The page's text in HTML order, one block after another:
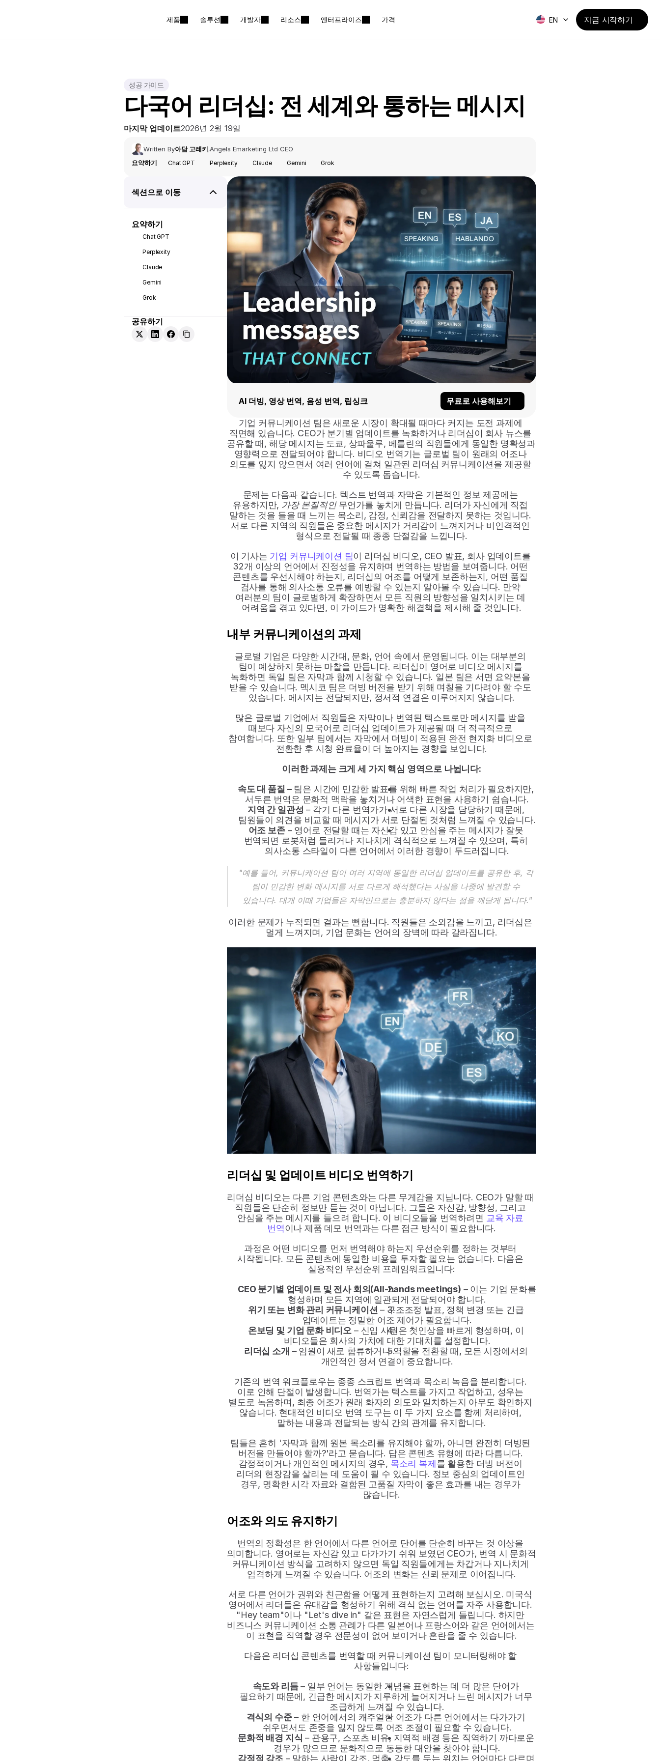
제품 솔루션 개발자 리소스 엔터프라이즈 가격 EN 지금 시작하기
성공 가이드
다국어 리더십: 전 세계와 통하는 메시지
마지막 업데이트2026년 2월 19일
Written By아담 고레키,Angels Emarketing Ltd CEO
요약하기
Chat GPT Perplexity Claude Gemini Grok
섹션으로 이동
요약하기
Chat GPT
Perplexity
Claude
Gemini
Grok
공유하기
AI 더빙, 영상 번역, 음성 번역, 립싱크 무료로 사용해보기
기업 커뮤니케이션 팀은 새로운 시장이 확대될 때마다 커지는 도전 과제에
직면해 있습니다. CEO가 분기별 업데이트를 녹화하거나 리더십이 회사 뉴스를
공유할 때, 해당 메시지는 도쿄, 상파울루, 베를린의 직원들에게 동일한 명확성과
영향력으로 전달되어야 합니다. 비디오 번역기는 글로벌 팀이 원래의 어조나
의도를 잃지 않으면서 여러 언어에 걸쳐 일관된 리더십 커뮤니케이션을 제공할
수 있도록 돕습니다.
문제는 다음과 같습니다. 텍스트 번역과 자막은 기본적인 정보 제공에는
유용하지만, 가장 본질적인 무언가를 놓치게 만듭니다. 리더가 자신에게 직접
말하는 것을 들을 때 느끼는 목소리, 감정, 신뢰감을 전달하지 못하는 것입니다.
서로 다른 지역의 직원들은 중요한 메시지가 거리감이 느껴지거나 비인격적인
형식으로 전달될 때 종종 단절감을 느낍니다.
이 기사는 기업 커뮤니케이션 팀이 리더십 비디오, CEO 발표, 회사 업데이트를
32개 이상의 언어에서 진정성을 유지하며 번역하는 방법을 보여줍니다. 어떤
콘텐츠를 우선시해야 하는지, 리더십의 어조를 어떻게 보존하는지, 어떤 품질
검사를 통해 의사소통 오류를 예방할 수 있는지 알아볼 수 있습니다. 만약
여러분의 팀이 글로벌하게 확장하면서 모든 직원의 방향성을 일치시키는 데
어려움을 겪고 있다면, 이 가이드가 명확한 해결책을 제시해 줄 것입니다.
내부 커뮤니케이션의 과제
글로벌 기업은 다양한 시간대, 문화, 언어 속에서 운영됩니다. 이는 대부분의
팀이 예상하지 못하는 마찰을 만듭니다. 리더십이 영어로 비디오 메시지를
녹화하면 독일 팀은 자막과 함께 시청할 수 있습니다. 일본 팀은 서면 요약본을
받을 수 있습니다. 멕시코 팀은 더빙 버전을 받기 위해 며칠을 기다려야 할 수도
있습니다. 메시지는 전달되지만, 정서적 연결은 이루어지지 않습니다.
많은 글로벌 기업에서 직원들은 자막이나 번역된 텍스트로만 메시지를 받을
때보다 자신의 모국어로 리더십 업데이트가 제공될 때 더 적극적으로
참여합니다. 또한 일부 팀에서는 자막에서 더빙이 적용된 완전 현지화 비디오로
전환한 후 시청 완료율이 더 높아지는 경향을 보입니다.
이러한 과제는 크게 세 가지 핵심 영역으로 나뉩니다:
속도 대 품질 – 팀은 시간에 민감한 발표를 위해 빠른 작업 처리가 필요하지만,
서두른 번역은 문화적 맥락을 놓치거나 어색한 표현을 사용하기 쉽습니다.
지역 간 일관성 – 각기 다른 번역가가 서로 다른 시장을 담당하기 때문에,
팀원들이 의견을 비교할 때 메시지가 서로 단절된 것처럼 느껴질 수 있습니다.
어조 보존 – 영어로 전달할 때는 자신감 있고 안심을 주는 메시지가 잘못
번역되면 로봇처럼 들리거나 지나치게 격식적으로 느껴질 수 있으며, 특히
의사소통 스타일이 다른 언어에서 이러한 경향이 두드러집니다.
"예를 들어, 커뮤니케이션 팀이 여러 지역에 동일한 리더십 업데이트를 공유한 후, 각
팀이 민감한 변화 메시지를 서로 다르게 해석했다는 사실을 나중에 발견할 수
있습니다. 대개 이때 기업들은 자막만으로는 충분하지 않다는 점을 깨닫게 됩니다."
이러한 문제가 누적되면 결과는 뻔합니다. 직원들은 소외감을 느끼고, 리더십은
멀게 느껴지며, 기업 문화는 언어의 장벽에 따라 갈라집니다.
리더십 및 업데이트 비디오 번역하기
리더십 비디오는 다른 기업 콘텐츠와는 다른 무게감을 지닙니다. CEO가 말할 때
직원들은 단순히 정보만 듣는 것이 아닙니다. 그들은 자신감, 방향성, 그리고
안심을 주는 메시지를 들으려 합니다. 이 비디오들을 번역하려면 교육 자료
번역이나 제품 데모 번역과는 다른 접근 방식이 필요합니다.
과정은 어떤 비디오를 먼저 번역해야 하는지 우선순위를 정하는 것부터
시작됩니다. 모든 콘텐츠에 동일한 비용을 투자할 필요는 없습니다. 다음은
실용적인 우선순위 프레임워크입니다:
CEO 분기별 업데이트 및 전사 회의(All-hands meetings) – 이는 기업 문화를
형성하며 모든 지역에 일관되게 전달되어야 합니다.
위기 또는 변화 관리 커뮤니케이션 – 구조조정 발표, 정책 변경 또는 긴급
업데이트는 정밀한 어조 제어가 필요합니다.
온보딩 및 기업 문화 비디오 – 신입 사원은 첫인상을 빠르게 형성하며, 이
비디오들은 회사의 가치에 대한 기대치를 설정합니다.
리더십 소개 – 임원이 새로 합류하거나 역할을 전환할 때, 모든 시장에서의
개인적인 정서 연결이 중요합니다.
기존의 번역 워크플로우는 종종 스크립트 번역과 목소리 녹음을 분리합니다.
이로 인해 단절이 발생합니다. 번역가는 텍스트를 가지고 작업하고, 성우는
별도로 녹음하며, 최종 어조가 원래 화자의 의도와 일치하는지 아무도 확인하지
않습니다. 현대적인 비디오 번역 도구는 이 두 가지 요소를 함께 처리하여,
말하는 내용과 전달되는 방식 간의 관계를 유지합니다.
팀들은 흔히 '자막과 함께 원본 목소리를 유지해야 할까, 아니면 완전히 더빙된
버전을 만들어야 할까?'라고 묻습니다. 답은 콘텐츠 유형에 따라 다릅니다.
감정적이거나 개인적인 메시지의 경우, 목소리 복제를 활용한 더빙 버전이
리더의 현장감을 살리는 데 도움이 될 수 있습니다. 정보 중심의 업데이트인
경우, 명확한 시각 자료와 결합된 고품질 자막이 좋은 효과를 내는 경우가
많습니다.
어조와 의도 유지하기
번역의 정확성은 한 언어에서 다른 언어로 단어를 단순히 바꾸는 것 이상을
의미합니다. 영어로는 자신감 있고 다가가기 쉬워 보였던 CEO가, 번역 시 문화적
커뮤니케이션 방식을 고려하지 않으면 독일 직원들에게는 차갑거나 지나치게
엄격하게 느껴질 수 있습니다. 어조의 변화는 신뢰 문제로 이어집니다.
서로 다른 언어가 권위와 친근함을 어떻게 표현하는지 고려해 보십시오. 미국식
영어에서 리더들은 유대감을 형성하기 위해 격식 없는 언어를 자주 사용합니다.
"Hey team"이나 "Let's dive in" 같은 표현은 자연스럽게 들립니다. 하지만
비즈니스 커뮤니케이션 소통 관례가 다른 일본어나 프랑스어와 같은 언어에서는
이 표현을 직역할 경우 전문성이 없어 보이거나 혼란을 줄 수 있습니다.
다음은 리더십 콘텐츠를 번역할 때 커뮤니케이션 팀이 모니터링해야 할
사항들입니다:
속도와 리듬 – 일부 언어는 동일한 개념을 표현하는 데 더 많은 단어가
필요하기 때문에, 긴급한 메시지가 지루하게 늘어지거나 느린 메시지가 너무
조급하게 느껴질 수 있습니다.
격식의 수준 – 한 언어에서의 캐주얼한 어조가 다른 언어에서는 다가가기
쉬우면서도 존중을 잃지 않도록 어조 조절이 필요할 수 있습니다.
문화적 배경 지식 – 관용구, 스포츠 비유, 지역적 배경 등은 직역하기 까다로운
경우가 많으므로 문화적으로 동등한 대안을 찾아야 합니다.
감정적 강조 – 말하는 사람이 강조, 멈춤, 강도를 두는 위치는 언어마다 다르며